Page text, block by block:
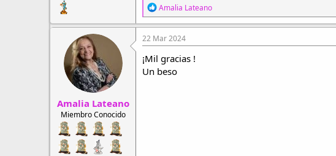
R
e
a
c
c
o
n
Amalia Lateano
Amalia Lateano
Miembro Conocido
22 Mar 2024
¡Mil gracias !
Un beso